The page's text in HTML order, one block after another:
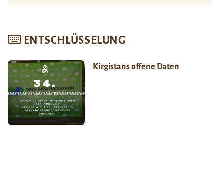
ENTSCHLÜSSELUNG
Kirgistans offene Daten